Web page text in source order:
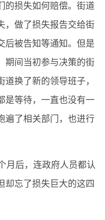
的损失如何赔偿。街道
，做了损失报告交给街
后被告知等通知。但是
期间当初参与决策的街
换了新的领导班子，
是等待，一直也没有一
遍了相关部门，也进行
月后，连政府人员都认
却忘了损失巨大的这四